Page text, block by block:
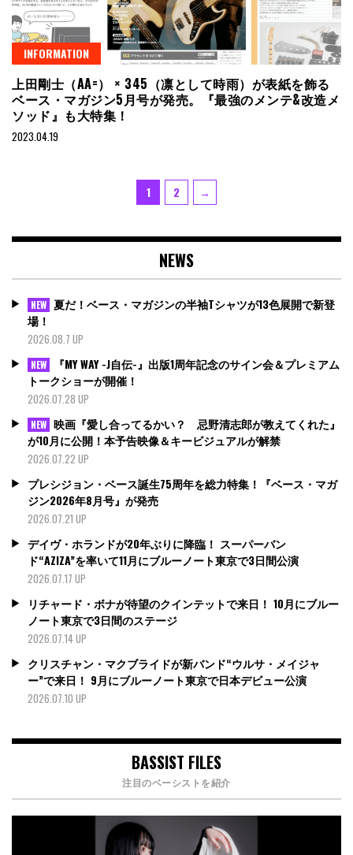
INFORMATION
上田剛士（AA=） × 345（凛として時雨）が表紙を飾る
ベース・マガジン5月号が発売。『最強のメンテ&改造メ
ソッド』も大特集！
2023.04.19
Page
1 Page
2 →
NEWS
NEW 夏だ！ベース・マガジンの半袖Tシャツが13色展開で新登
場！
2026.08.7 UP
NEW
『MY WAY -J自伝-』出版1周年記念のサイン会＆プレミアム
トークショーが開催！
2026.07.28 UP
NEW 映画『愛し合ってるかい？ 忌野清志郎が教えてくれた』
が10月に公開！本予告映像＆キービジュアルが解禁
2026.07.22 UP
プレシジョン・ベース誕生75周年を総力特集！『ベース・マガ
ジン2026年8月号』が発売
2026.07.21 UP
デイヴ・ホランドが20年ぶりに降臨！ スーパーバン
ド“AZIZA”を率いて11月にブルーノート東京で3日間公演
2026.07.17 UP
リチャード・ボナが待望のクインテットで来日！ 10月にブルー
ノート東京で3日間のステージ
2026.07.14 UP
クリスチャン・マクブライドが新バンド“ウルサ・メイジャ
ー”で来日！ 9月にブルーノート東京で日本デビュー公演
2026.07.10 UP
BASSIST FILES
注目のベーシストを紹介